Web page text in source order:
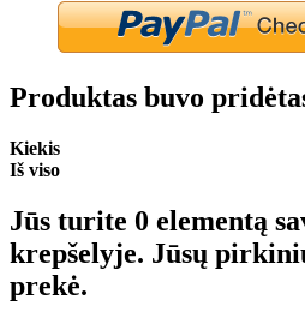
Produktas buvo
Kiekis
Iš viso
Jūs turite 0 elementą
krepšelyje. Jūsų
prekė.